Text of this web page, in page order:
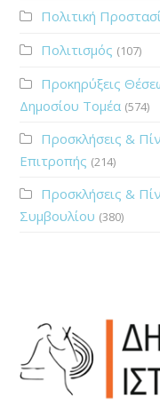
Πολιτική
Πολιτισμός (107)
Προκηρύξεις
Δημοσίου Τομέα (574)
Προσκλήσεις &
Επιτροπής (214)
Προσκλήσεις &
Συμβουλίου (380)